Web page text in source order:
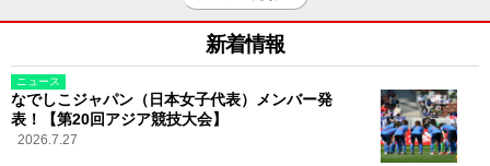
新着情報
ニュース
なでしこジャパン（日本女子代表）メンバー発
表！【第20回アジア競技大会】
2026.7.27